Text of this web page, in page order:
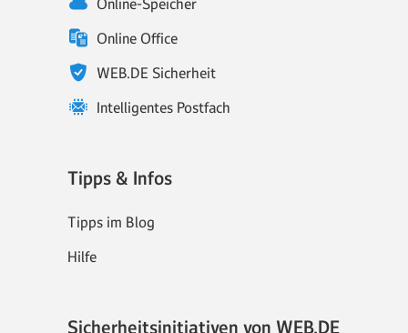
Online-Speicher
Online Office
WEB.DE Sicherheit
Intelligentes Postfach
Tipps & Infos
Tipps im Blog
Hilfe
Sicherheitsinitiativen von WEB.DE